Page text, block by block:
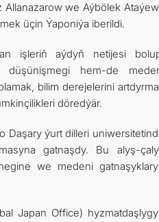
we Aýbölek
üçin Ýaponiýa iberildi.
işleriň aýdyň netijesi
düşünişmegi hem-de
bilim derejelerini
döredýär.
Daşary ýurt dilleri
gatnaşdy. Bu alyş-
we medeni
Japan Office)